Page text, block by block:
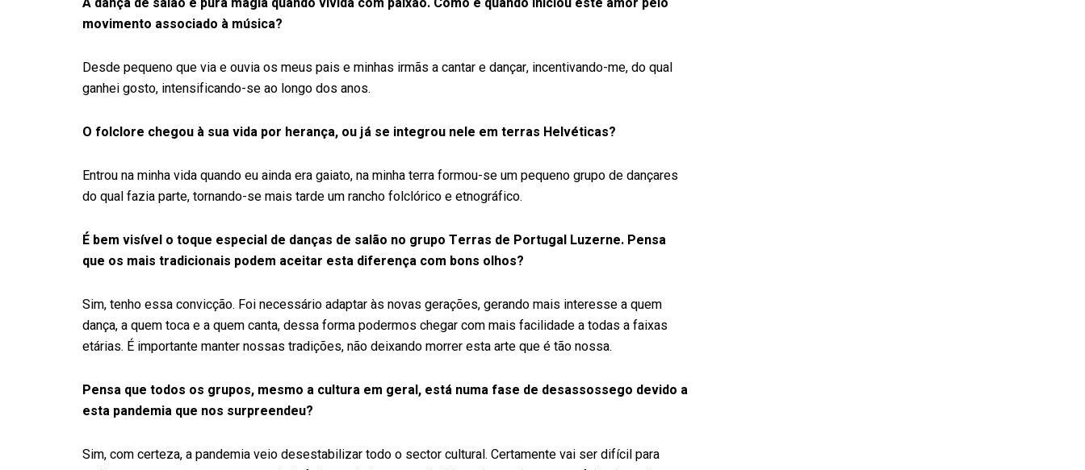
movimento associado à música?
Desde pequeno que via e ouvia os meus pais e minhas irmãs a cantar e dançar, incentivando-me, do qual
ganhei gosto, intensificando-se ao longo dos anos.
O folclore chegou à sua vida por herança, ou já se integrou nele em terras Helvéticas?
Entrou na minha vida quando eu ainda era gaiato, na minha terra formou-se um pequeno grupo de dançares
do qual fazia parte, tornando-se mais tarde um rancho folclórico e etnográfico.
É bem visível o toque especial de danças de salão no grupo Terras de Portugal Luzerne. Pensa
que os mais tradicionais podem aceitar esta diferença com bons olhos?
Sim, tenho essa convicção. Foi necessário adaptar às novas gerações, gerando mais interesse a quem
dança, a quem toca e a quem canta, dessa forma podermos chegar com mais facilidade a todas a faixas
etárias. É importante manter nossas tradições, não deixando morrer esta arte que é tão nossa.
Pensa que todos os grupos, mesmo a cultura em geral, está numa fase de desassossego devido a
esta pandemia que nos surpreendeu?
Sim, com certeza, a pandemia veio desestabilizar todo o sector cultural. Certamente vai ser difícil para